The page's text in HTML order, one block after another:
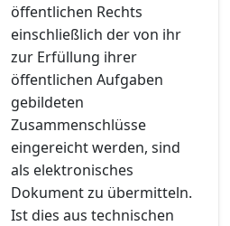
öffentlichen Rechts
einschließlich der von ihr
zur Erfüllung ihrer
öffentlichen Aufgaben
gebildeten
Zusammenschlüsse
eingereicht werden, sind
als elektronisches
Dokument zu übermitteln.
Ist dies aus technischen